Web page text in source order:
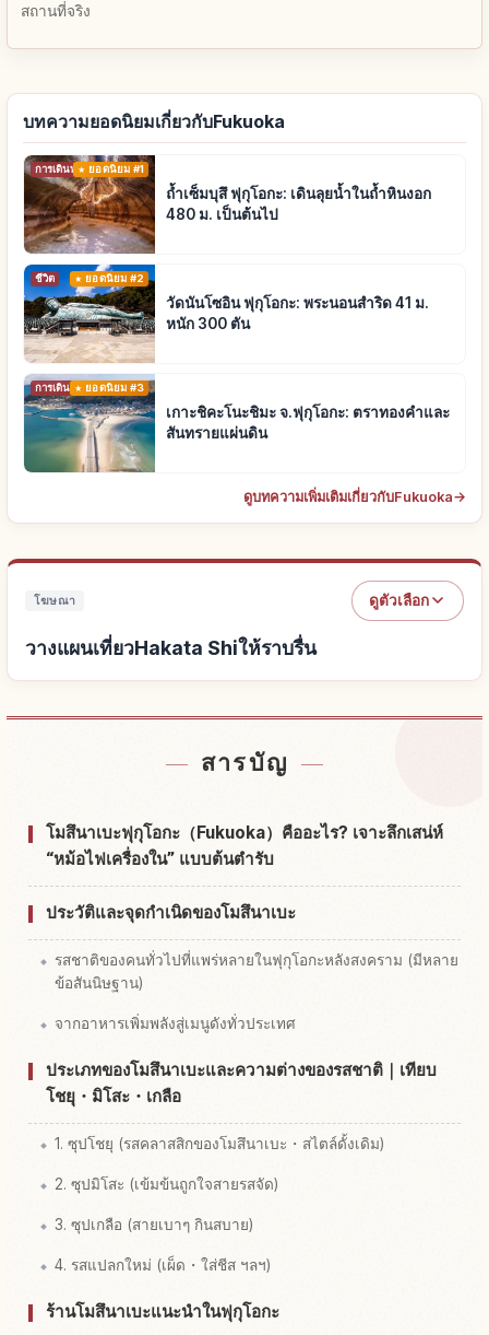
สถานที่จริง
บทความยอดนิยมเกี่ยวกับFukuoka
การเดินทาง ยอดนิยม #1
ถ้ำเซ็มบุสึ ฟุกุโอกะ: เดินลุยน้ำในถ้ำหินงอก
480 ม. เป็นต้นไป
ชีวิต ยอดนิยม #2
วัดนันโซอิน ฟุกุโอกะ: พระนอนสำริด 41 ม.
หนัก 300 ตัน
การเดินทางยอดนิยม #3
เกาะชิคะโนะชิมะ จ.ฟุกุโอกะ: ตราทองคำและ
สันทรายแผ่นดิน
ดูบทความเพิ่มเติมเกี่ยวกับFukuoka→
โฆษณา ดูตัวเลือก
วางแผนเที่ยวHakata Shiให้ราบรื่น
สารบัญ
โมสึนาเบะฟุกุโอกะ（Fukuoka）คืออะไร? เจาะลึกเสน่ห์
“หม้อไฟเครื่องใน” แบบต้นตำรับ
ประวัติและจุดกำเนิดของโมสึนาเบะ
รสชาติของคนทั่วไปที่แพร่หลายในฟุกุโอกะหลังสงคราม (มีหลาย
ข้อสันนิษฐาน)
จากอาหารเพิ่มพลังสู่เมนูดังทั่วประเทศ
ประเภทของโมสึนาเบะและความต่างของรสชาติ｜เทียบ
โชยุ・มิโสะ・เกลือ
1. ซุปโชยุ (รสคลาสสิกของโมสึนาเบะ・สไตล์ดั้งเดิม)
2. ซุปมิโสะ (เข้มข้นถูกใจสายรสจัด)
3. ซุปเกลือ (สายเบาๆ กินสบาย)
4. รสแปลกใหม่ (เผ็ด・ใส่ชีส ฯลฯ)
ร้านโมสึนาเบะแนะนำในฟุกุโอกะ